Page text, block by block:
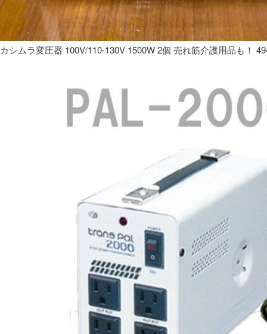
カシムラ変圧器 100V/110-130V 1500W 2個 売れ筋介護用品も！